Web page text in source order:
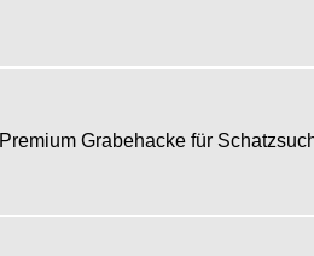
Premium Grabehacke für